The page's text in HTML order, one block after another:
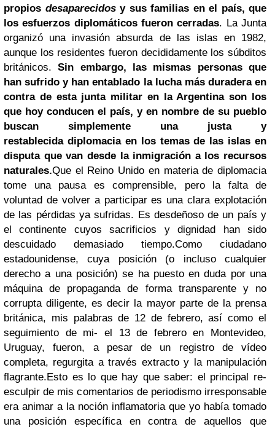
propios desaparecidosy sus familias en el país, que
los esfuerzos diplomáticos fueron cerradas. La Junta
organizó una invasión absurda de las islas en 1982,
aunque los residentes fueron decididamente los súbditos
británicos.Sin embargo, las mismas personas que
han sufrido y han entablado la lucha más duradera en
contra de esta junta militar en la Argentina son los
que hoy conducen el país, y en nombre de su pueblo
buscan simplemente una justa y
restablecidadiplomacia en los temas de las islas en
disputaque van desde la inmigración a los recursos
naturales.Que el Reino Unido en materia de diplomacia
tome una pausa es comprensible, pero la falta de
voluntad de volver a participar es una clara explotación
de las pérdidas ya sufridas. Es desdeñoso de un país y
el continente cuyos sacrificios y dignidad han sido
descuidado demasiado tiempo.Como ciudadano
estadounidense, cuya posición (o incluso cualquier
derecho a una posición) se ha puesto en duda por una
máquina de propaganda de forma transparente y no
corrupta diligente, es decir la mayor parte de la prensa
británica, mis palabras de 12 de febrero, así comoel
seguimiento de mi- el 13 de febreroen Montevideo,
Uruguay, fueron, a pesar de un registro de vídeo
completa, regurgita a través extracto y la manipulación
flagrante.Esto es lo que hay que saber: el principal re-
esculpir de mis comentarios de periodismo irresponsable
era animar a la noción inflamatoria que yo había tomado
una posición específica en contra de aquellos que